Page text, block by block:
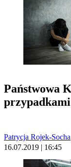
Państwowa
Patrycja Rojek-Socha
16.07.2019 | 16:45